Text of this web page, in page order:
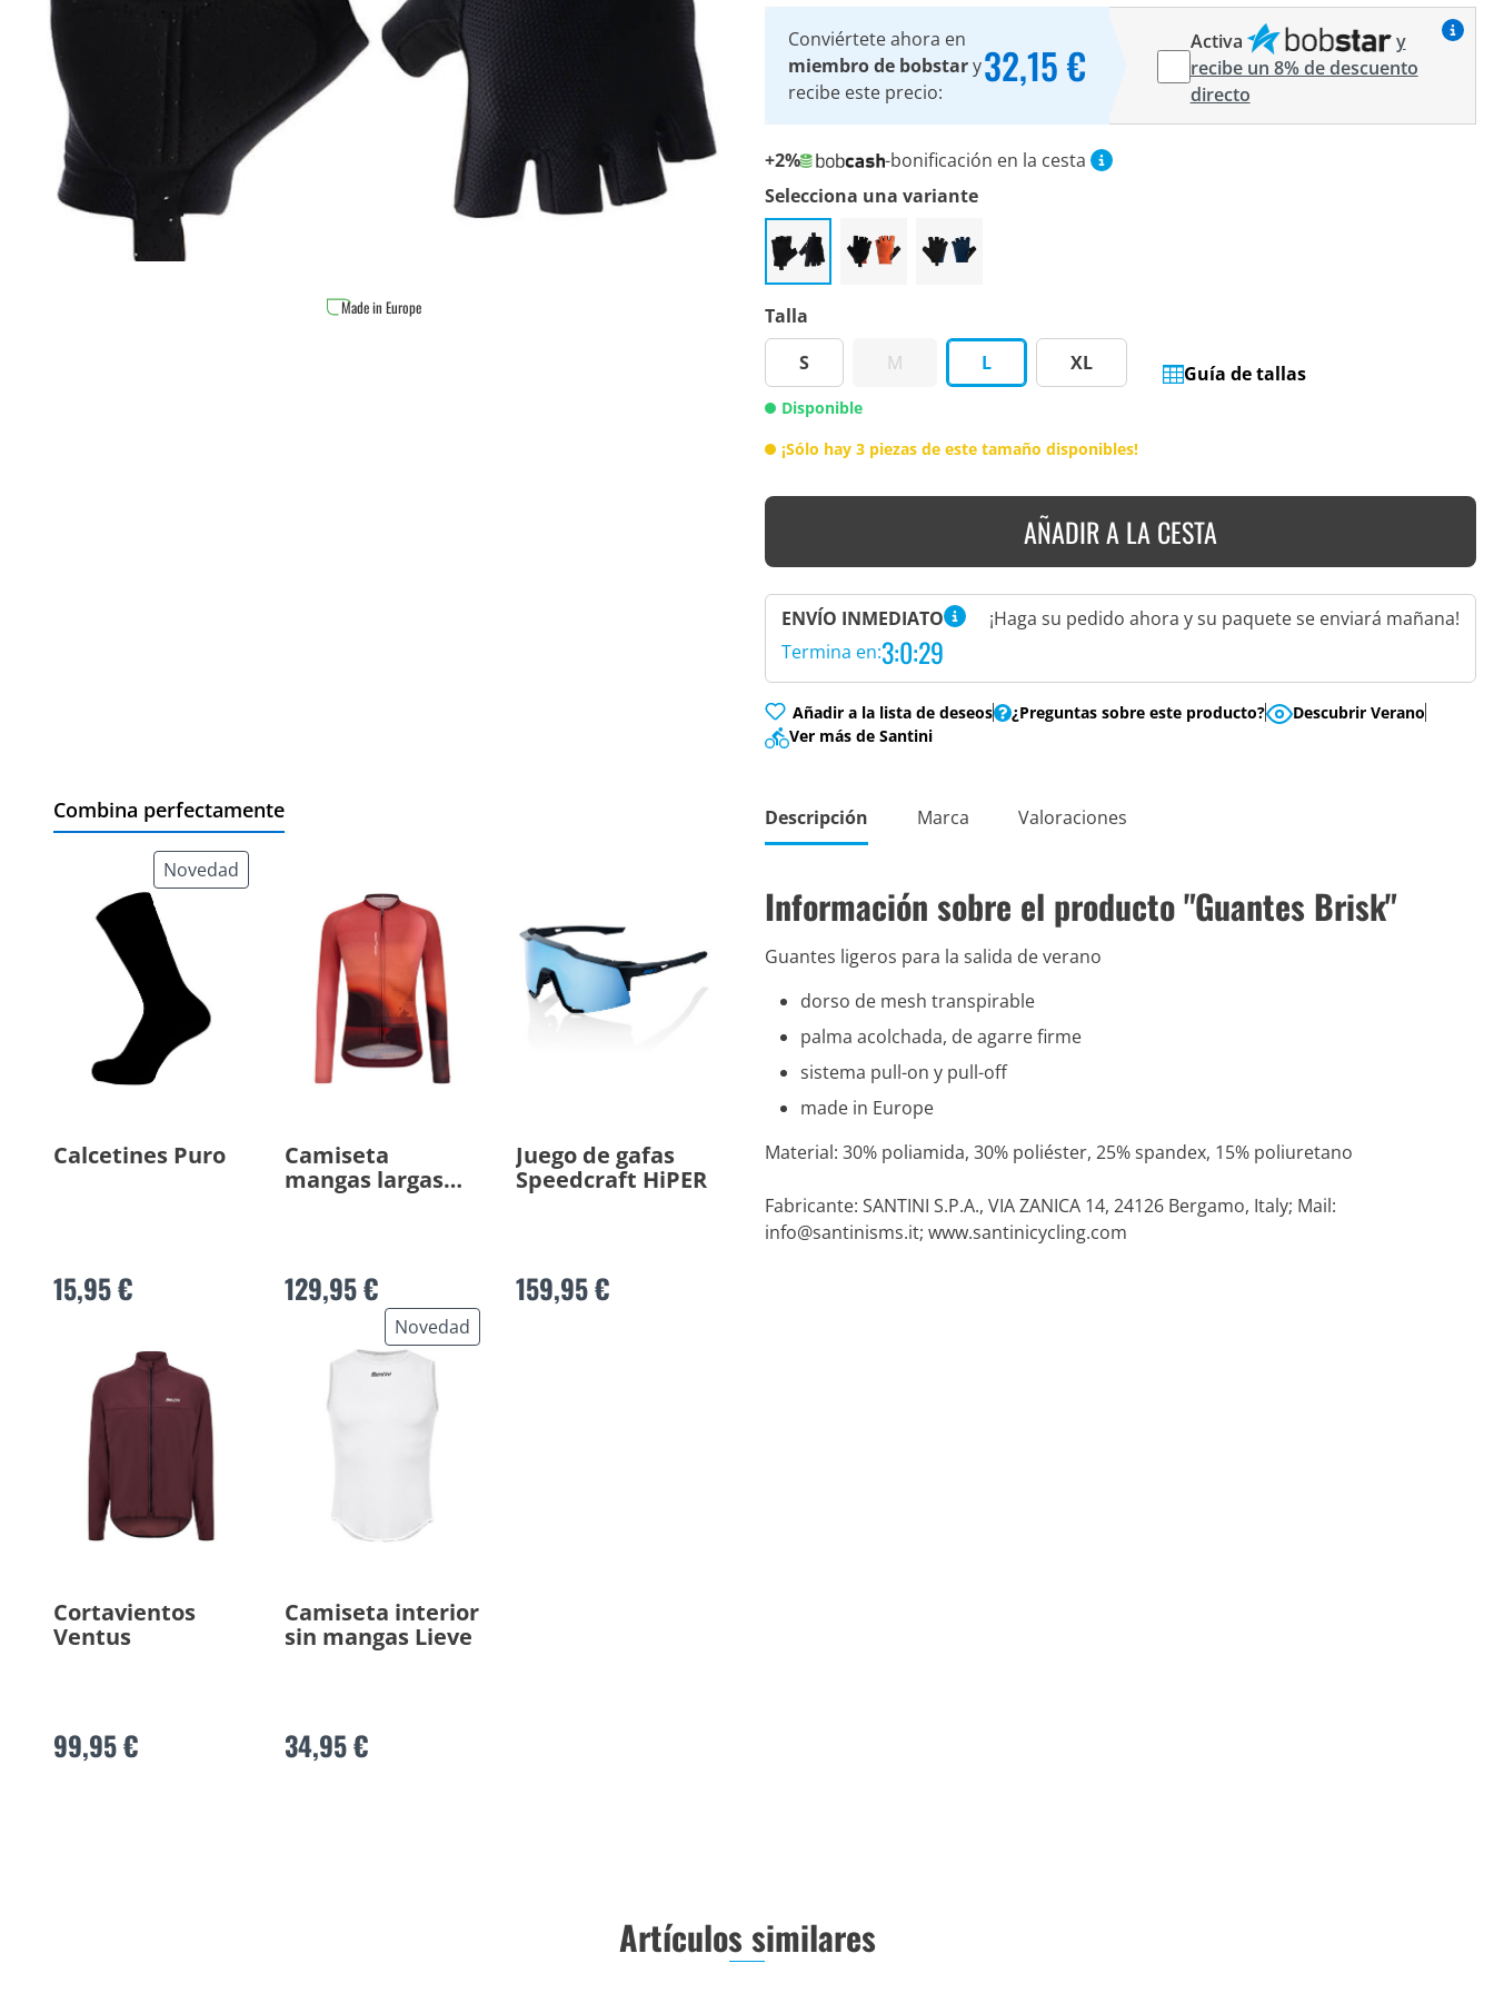
Made in Europe
Conviértete ahora en
miembro de bobstary
recibe este precio:
32,15 € Activa
y
recibe un 8% de descuento
directo
+2%
-bonificación en la cesta
Selecciona una variante
Talla
S
M L XL Guía de tallas
Disponible
¡Sólo hay 3 piezas de este tamaño disponibles!
AÑADIR A LA CESTA
ENVÍO INMEDIATO
¡Haga su pedido ahora y su paquete se enviará mañana!
Termina en:3:0:28
Añadir a la lista de deseos ¿Preguntas sobre este producto?
Descubrir Verano
Ver más de Santini
Combina perfectamente
Novedad
Calcetines Puro
15,95 €
Camiseta
mangas largas
129,95 €
Juego de gafas
Speedcraft HiPER
159,95 €
Cortavientos
Ventus
99,95 €
Novedad
Camiseta interior
sin mangas Lieve
34,95 €
Descripción Marca Valoraciones
Información sobre el producto "Guantes Brisk"
Guantes ligeros para la salida de verano
dorso de mesh transpirable
palma acolchada, de agarre firme
sistema pull-on y pull-off
made in Europe
Material: 30% poliamida, 30% poliéster, 25% spandex, 15% poliuretano
Fabricante: SANTINI S.P.A., VIA ZANICA 14, 24126 Bergamo, Italy; Mail:
info@santinisms.it; www.santinicycling.com
Artículos similares